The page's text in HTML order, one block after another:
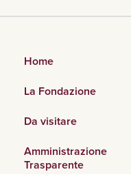
Home
La Fondazione
Da visitare
Amministrazione
Trasparente